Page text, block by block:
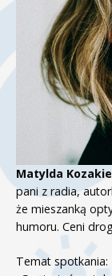
Matylda
pani z radia,
że mieszanką
humoru. Ceni
Temat spotkania: